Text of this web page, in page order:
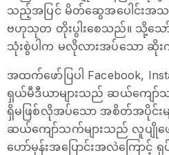
သည့်အပြင် မိတ်ဆွေအပေါင်းအသင်
ဗဟုသုတ တိုးပွါးစေသည်။ သို့သေ
သုံးစွဲပါက မလိုလားအပ်သော ဆိုး
အထက်ဖော်ပြပါ Facebook,
ရှယ်မီဒီယာများသည် ဆယ်ကျော်
ရှိမဖြစ်လိုအပ်သော အစိတ်အပိုင်းမ
ဆယ်ကျော်သက်များသည် လူပျိုဖေ
ဟော်မုန်းအပြောင်းအလဲကြောင့် ရုပ်